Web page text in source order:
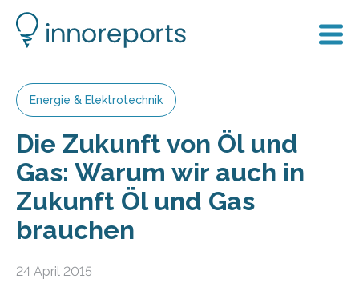
Energie & Elektrotechnik
Die Zukunft von Öl und
Gas: Warum wir auch in
Zukunft Öl und Gas
brauchen
24 April 2015